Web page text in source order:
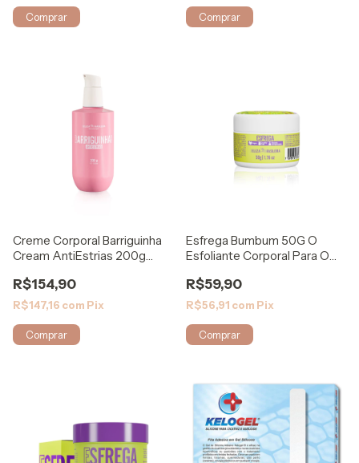
Creme Corporal Barriguinha
Cream AntiEstrias 200g
R$154,90
R$147,16 com Pix
Esfrega Bumbum 50G O
Esfoliante Corporal Para O
R$59,90
R$56,91 com Pix